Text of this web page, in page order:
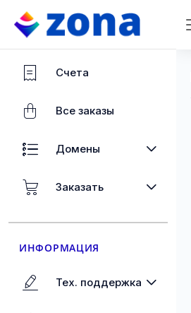
Счета
Все заказы
Домены
Заказать
ИНФОРМАЦИЯ
Тех. поддержка